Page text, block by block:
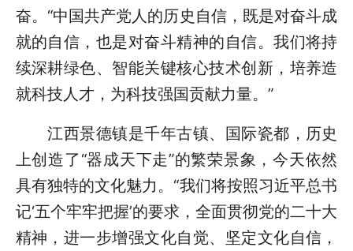
奋。“中国共产党人的历史自信，既是对奋斗成
就的自信，也是对奋斗精神的自信。我们将持
续深耕绿色、智能关键核心技术创新，培养造
就科技人才，为科技强国贡献力量。”
江西景德镇是千年古镇、国际瓷都，历史
上创造了“器成天下走”的繁荣景象，今天依然
具有独特的文化魅力。“我们将按照习近平总书
记‘五个牢牢把握’的要求，全面贯彻党的二十大
精神，进一步增强文化自觉、坚定文化自信，